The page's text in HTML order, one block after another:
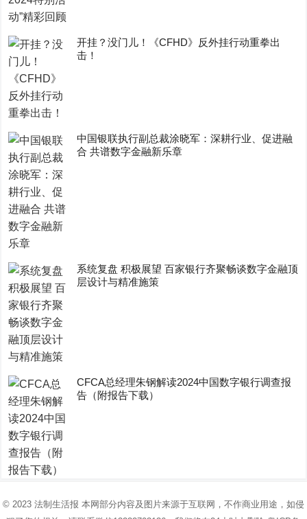
开挂？没门儿！《CFHD》反外挂行动重拳出
击！
中国银联执行副总裁涂晓军：深耕行业、促进融
合 共谱数字金融新乐章
系统复盘 积极展望 百家银行齐聚畅谈数字金融顶
层设计与精准施策
CFCA总经理朱钢解读2024中国数字银行调查报
告（附报告下载）
© 2023 法制生活报 本网部分内容及图片来源于互联网，不作商业用途，如侵